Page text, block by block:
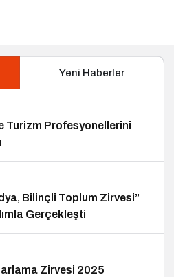
Yeni Haberler
Turizm Profesyonellerini
Bilinçli Toplum Zirvesi”
Gerçekleşti
Zirvesi 2025